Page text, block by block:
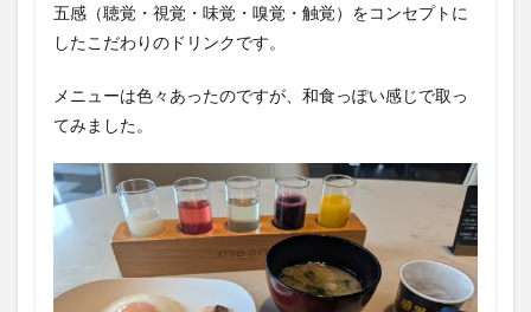
五感（聴覚・視覚・味覚・嗅覚・触覚）をコンセプトに
したこだわりのドリンクです。
メニューは色々あったのですが、和食っぽい感じで取っ
てみました。